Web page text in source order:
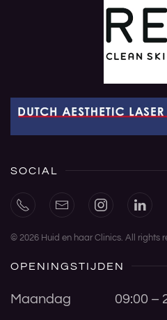
SOCIAL
© 2026 Huid en haar Clinics. All rights
OPENINGSTIJDEN
Maandag 09:00 –